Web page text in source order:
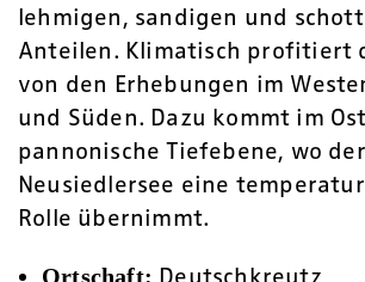
lehmigen, sandigen und
Anteilen. Klimatisch profitiert
von den Erhebungen im
und Süden. Dazu kommt im
pannonische Tiefebene, wo der
Neusiedlersee eine
Rolle übernimmt.
Ortschaft: